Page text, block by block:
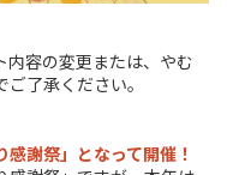
容の変更または、やむ
了承ください。
謝祭」となって開催！